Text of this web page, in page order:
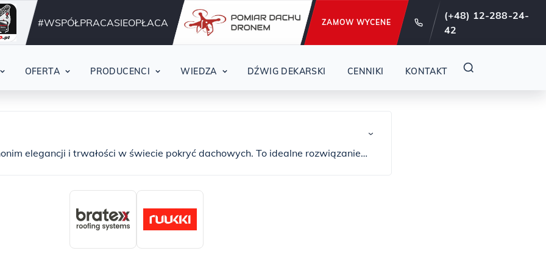
Działamy nieprzerwanie od 29 lat !
#WSPÓŁPRACASIEOPŁACA ZAMOW WYCENE
(+48) 12-288-24-
42
OFERTA PRODUCENCI WIEDZA DŹWIG DEKARSKI CENNIKI KONTAKT
›
elegancji i trwałości w świecie pokryć dachowych. To idealne rozwiązanie
prestiżu i wyjątkowego charakteru - to właśnie blachy na rąbek. Te wyjątkowe
w naszej hurtowni Abito Wieliczka są wykonywane z najlepszych
i aluminium. Dzięki temu są niezwykle odporne na korozję, uszkodzenia